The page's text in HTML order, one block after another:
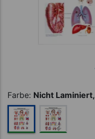
Farbe: Nicht Laminiert,